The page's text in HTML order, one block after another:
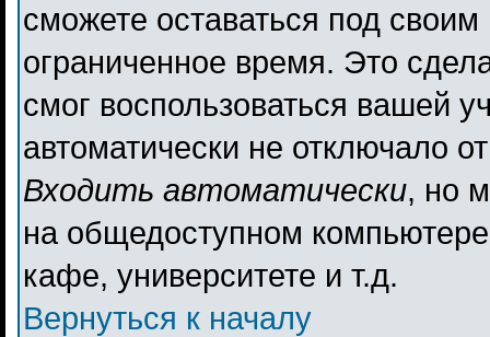
сможете оставаться под
ограниченное время. Это
смог воспользоваться вашей
автоматически не отключало
Входить автоматически, но
на общедоступном
кафе, университете и т.д.
Вернуться к началу